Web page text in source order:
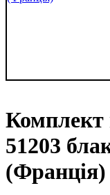
Комплект
51203
(Франція)